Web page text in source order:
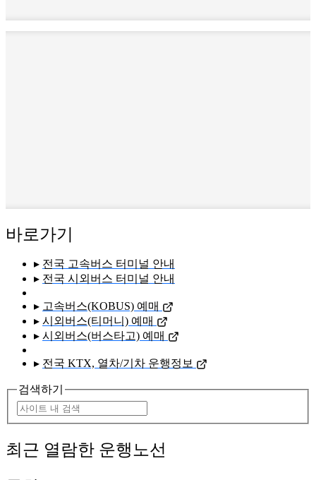
바로가기
▸ 전국 고속버스 터미널 안내
▸ 전국 시외버스 터미널 안내
▸ 고속버스(KOBUS) 예매
▸ 시외버스(티머니) 예매
▸ 시외버스(버스타고) 예매
▸ 전국 KTX, 열차/기차 운행정보
검색하기
최근 열람한 운행노선